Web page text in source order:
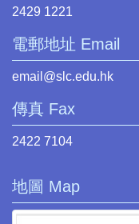
2429 1221
電郵地址 Email
email@slc.edu.hk
傳真 Fax
2422 7104
地圖 Map